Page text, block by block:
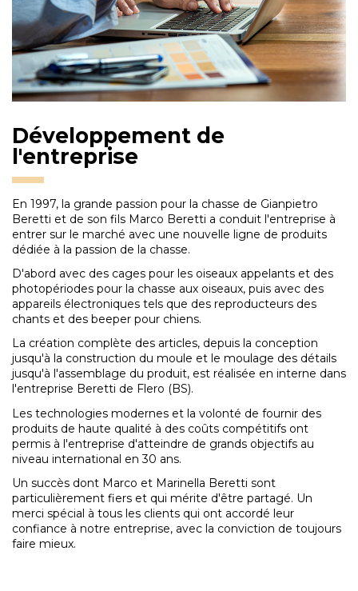
Développement de
l'entreprise
En 1997, la grande passion pour la chasse de Gianpietro
Beretti et de son fils Marco Beretti a conduit l'entreprise à
entrer sur le marché avec une nouvelle ligne de produits
dédiée à la passion de la chasse.
D'abord avec des cages pour les oiseaux appelants et des
photopériodes pour la chasse aux oiseaux, puis avec des
appareils électroniques tels que des reproducteurs des
chants et des beeper pour chiens.
La création complète des articles, depuis la conception
jusqu'à la construction du moule et le moulage des détails
jusqu'à l'assemblage du produit, est réalisée en interne dans
l'entreprise Beretti de Flero (BS).
Les technologies modernes et la volonté de fournir des
produits de haute qualité à des coûts compétitifs ont
permis à l'entreprise d'atteindre de grands objectifs au
niveau international en 30 ans.
Un succès dont Marco et Marinella Beretti sont
particulièrement fiers et qui mérite d'être partagé. Un
merci spécial à tous les clients qui ont accordé leur
confiance à notre entreprise, avec la conviction de toujours
faire mieux.